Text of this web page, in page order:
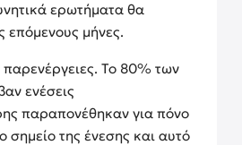
ερωτήματα θα
επόμενους μήνες.
παρενέργειες. Το 80% των
ενέσεις
παραπονέθηκαν για πόνο
σημείο της ένεσης και αυτό